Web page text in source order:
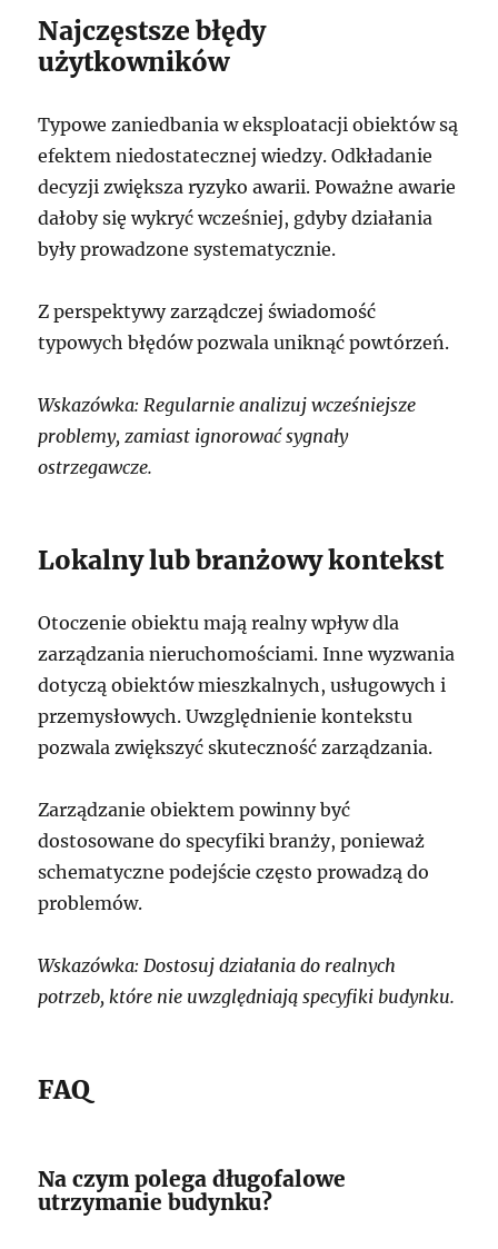
Najczęstsze błędy
użytkowników
Typowe zaniedbania w eksploatacji obiektów są
efektem niedostatecznej wiedzy. Odkładanie
decyzji zwiększa ryzyko awarii. Poważne awarie
dałoby się wykryć wcześniej, gdyby działania
były prowadzone systematycznie.
Z perspektywy zarządczej świadomość
typowych błędów pozwala uniknąć powtórzeń.
Wskazówka: Regularnie analizuj wcześniejsze
problemy, zamiast ignorować sygnały
ostrzegawcze.
Lokalny lub branżowy kontekst
Otoczenie obiektu mają realny wpływ dla
zarządzania nieruchomościami. Inne wyzwania
dotyczą obiektów mieszkalnych, usługowych i
przemysłowych. Uwzględnienie kontekstu
pozwala zwiększyć skuteczność zarządzania.
Zarządzanie obiektem powinny być
dostosowane do specyfiki branży, ponieważ
schematyczne podejście często prowadzą do
problemów.
Wskazówka: Dostosuj działania do realnych
potrzeb, które nie uwzględniają specyfiki budynku.
FAQ
Na czym polega długofalowe
utrzymanie budynku?